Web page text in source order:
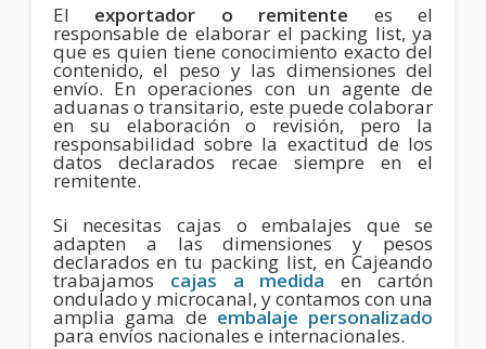
El exportador o remitente es el
responsable de elaborar el packing list, ya
que es quien tiene conocimiento exacto del
contenido, el peso y las dimensiones del
envío. En operaciones con un agente de
aduanas o transitario, este puede colaborar
en su elaboración o revisión, pero la
responsabilidad sobre la exactitud de los
datos declarados recae siempre en el
remitente.
Si necesitas cajas o embalajes que se
adapten a las dimensiones y pesos
declarados en tu packing list, en Cajeando
trabajamos cajas a medida en cartón
ondulado y microcanal, y contamos con una
amplia gama de embalaje personalizado
para envíos nacionales e internacionales.